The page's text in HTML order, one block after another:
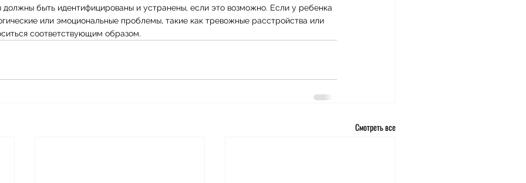
должны быть идентифицированы и устранены, если это возможно. Если у ребенка
или эмоциональные проблемы, такие как тревожные расстройства или
соответствующим образом.
Смотреть все